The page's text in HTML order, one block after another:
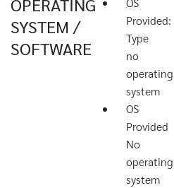
SYSTEM /
SOFTWARE
Provided:
Type
no
operating
system
OS
Provided
No
operating
system